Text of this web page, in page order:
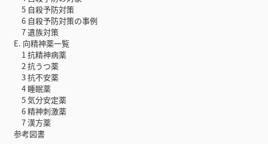
5 自殺予防対策
6 自殺予防対策の事例
7 遺族対策
E. 向精神薬一覧
1 抗精神病薬
2 抗うつ薬
3 抗不安薬
4 睡眠薬
5 気分安定薬
6 精神刺激薬
7 漢方薬
参考図書